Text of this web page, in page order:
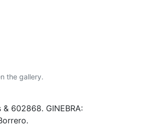
the gallery.
602868. GINEBRA: